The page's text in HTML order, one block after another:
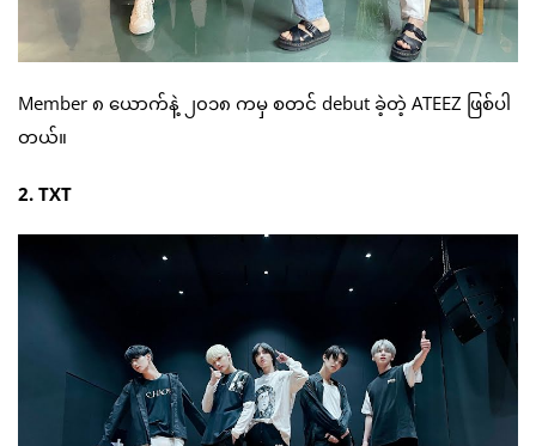
Member ၈ ယောက်နဲ့ ၂၀၁၈ ကမှ စတင် debut ခဲ့တဲ့ ATEEZ ဖြစ်ပါ
တယ်။
2. TXT